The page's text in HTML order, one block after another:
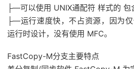
├—可以使用 UNIX通配符 样式的 包
├—运行速度快，不占资源，因为
运行时设计，没有使用 MFC。
FastCopy-M分支主要特点